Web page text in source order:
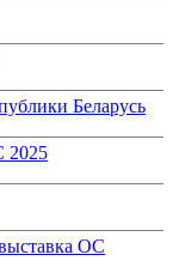
Беларусь
2025
ОС